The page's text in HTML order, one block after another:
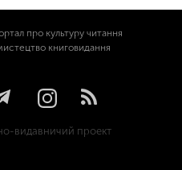
про культуру читання
книговидання
видавничий проект